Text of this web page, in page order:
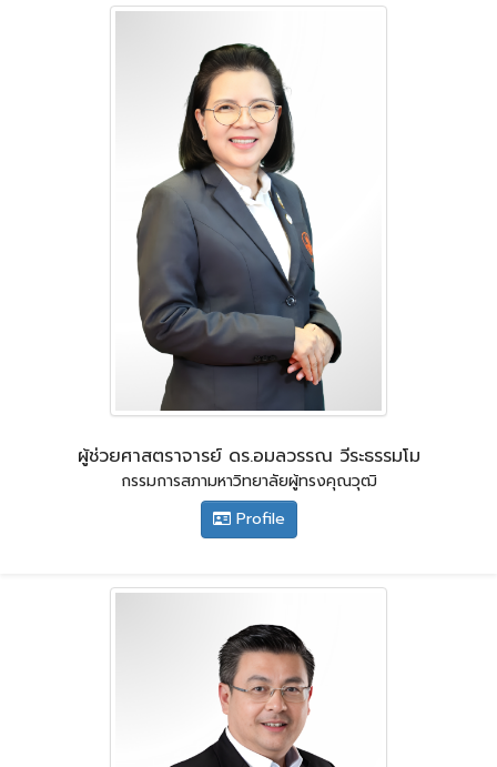
ผู้ช่วยศาสตราจารย์ ดร.อมลวรรณ วีระธรรมโม
กรรมการสภามหาวิทยาลัยผู้ทรงคุณวุฒิ
Profile